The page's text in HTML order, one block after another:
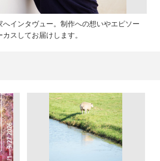
インタヴュー。制作への想いやエピソー
スしてお届けします。